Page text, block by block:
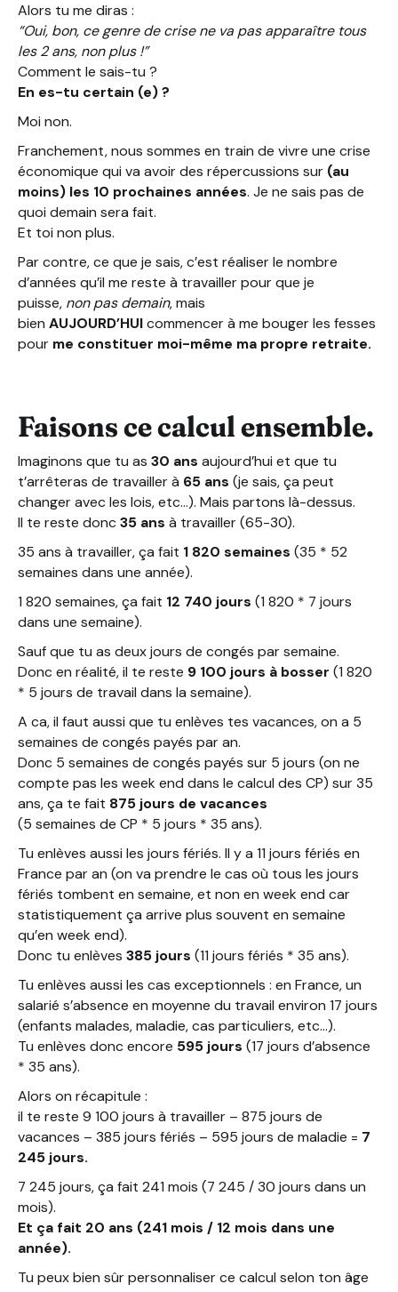
Alors tu me diras :
“Oui, bon, ce genre de crise ne va pas apparaître tous
les 2 ans, non plus !”
Comment le sais-tu ?
En es-tu certain (e) ?
Moi non.
Franchement, nous sommes en train de vivre une crise
économique qui va avoir des répercussions sur (au
moins) les 10 prochaines années. Je ne sais pas de
quoi demain sera fait.
Et toi non plus.
Par contre, ce que je sais, c’est réaliser le nombre
d’années qu’il me reste à travailler pour que je
puisse, non pas demain, mais
bien AUJOURD’HUIcommencer à me bouger les fesses
pour me constituer moi-même ma propre retraite.
Faisons ce calcul ensemble.
Imaginons que tu as 30 ans aujourd’hui et que tu
t’arrêteras de travailler à 65 ans (je sais, ça peut
changer avec les lois, etc…). Mais partons là-dessus.
Il te reste donc 35 ans à travailler (65-30).
35 ans à travailler, ça fait 1 820 semaines (35 * 52
semaines dans une année).
1 820 semaines, ça fait 12 740 jours (1 820 * 7 jours
dans une semaine).
Sauf que tu as deux jours de congés par semaine.
Donc en réalité, il te reste 9 100 jours à bosser (1 820
* 5 jours de travail dans la semaine).
A ca, il faut aussi que tu enlèves tes vacances, on a 5
semaines de congés payés par an.
Donc 5 semaines de congés payés sur 5 jours (on ne
compte pas les week end dans le calcul des CP) sur 35
ans, ça te fait 875 jours de vacances
(5 semaines de CP * 5 jours * 35 ans).
Tu enlèves aussi les jours fériés. Il y a 11 jours fériés en
France par an (on va prendre le cas où tous les jours
fériés tombent en semaine, et non en week end car
statistiquement ça arrive plus souvent en semaine
qu’en week end).
Donc tu enlèves 385 jours (11 jours fériés * 35 ans).
Tu enlèves aussi les cas exceptionnels : en France, un
salarié s’absence en moyenne du travail environ 17 jours
(enfants malades, maladie, cas particuliers, etc…).
Tu enlèves donc encore 595 jours (17 jours d’absence
* 35 ans).
Alors on récapitule :
il te reste 9 100 jours à travailler – 875 jours de
vacances – 385 jours fériés – 595 jours de maladie = 7
245 jours.
7 245 jours, ça fait 241 mois (7 245 / 30 jours dans un
mois).
Et ça fait 20 ans (241 mois / 12 mois dans une
année).
Tu peux bien sûr personnaliser ce calcul selon ton âge